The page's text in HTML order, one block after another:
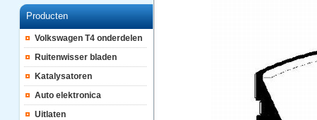
Producten
Volkswagen T4 onderdelen
Ruitenwisser bladen
Katalysatoren
Auto elektronica
Uitlaten